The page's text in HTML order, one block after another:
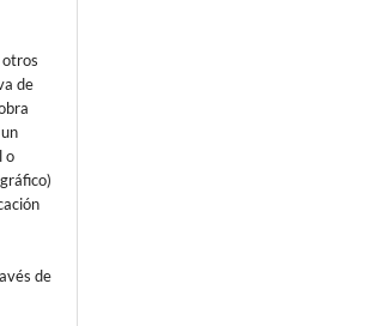
de
o
de